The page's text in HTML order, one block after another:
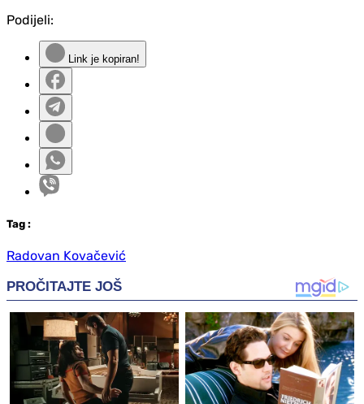
Podijeli:
Link je kopiran!
Tag :
Radovan Kovačević